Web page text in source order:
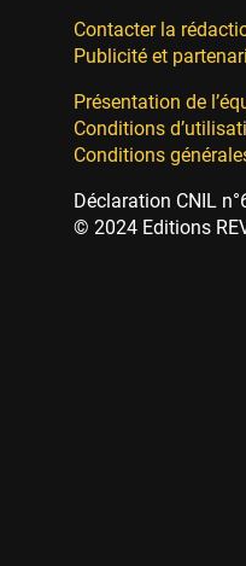
Contacter la
Publicité et
Présentation de
Conditions
Conditions
Déclaration CNIL
© 2024 Editions